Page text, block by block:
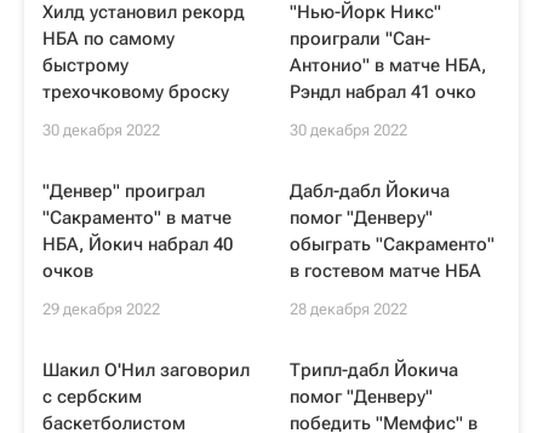
Хилд установил рекорд
НБА по самому
быстрому
трехочковому броску
30 декабря 2022
"Нью-Йорк Никс"
проиграли "Сан-
Антонио" в матче НБА,
Рэндл набрал 41 очко
30 декабря 2022
"Денвер" проиграл
"Сакраменто" в матче
НБА, Йокич набрал 40
очков
29 декабря 2022
Дабл-дабл Йокича
помог "Денверу"
обыграть "Сакраменто"
в гостевом матче НБА
28 декабря 2022
Шакил О'Нил заговорил
с сербским
баскетболистом
Трипл-дабл Йокича
помог "Денверу"
победить "Мемфис" в